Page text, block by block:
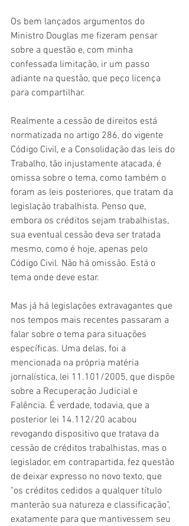
Os bem lançados argumentos do
Ministro Douglas me fizeram pensar
sobre a questão e, com minha
confessada limitação, ir um passo
adiante na questão, que peço licença
para compartilhar.
Realmente a cessão de direitos está
normatizada no artigo 286, do vigente
Código Civil, e a Consolidação das leis do
Trabalho, tão injustamente atacada, é
omissa sobre o tema, como também o
foram as leis posteriores, que tratam da
legislação trabalhista. Penso que,
embora os créditos sejam trabalhistas,
sua eventual cessão deva ser tratada
mesmo, como é hoje, apenas pelo
Código Civil. Não há omissão. Está o
tema onde deve estar.
Mas já há legislações extravagantes que
nos tempos mais recentes passaram a
falar sobre o tema para situações
específicas. Uma delas, foi a
mencionada na própria matéria
jornalística, lei 11.101/2005, que dispõe
sobre a Recuperação Judicial e
Falência. É verdade, todavia, que a
posterior lei 14.112/20 acabou
revogando dispositivo que tratava da
cessão de créditos trabalhistas, mas o
legislador, em contrapartida, fez questão
de deixar expresso no novo texto, que
"os créditos cedidos a qualquer título
manterão sua natureza e classificação",
exatamente para que mantivessem seu